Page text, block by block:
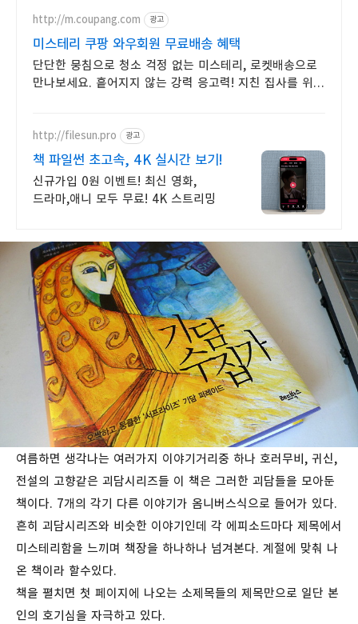
http://m.coupang.com 광고
미스테리 쿠팡 와우회원 무료배송 혜택
단단한 뭉침으로 청소 걱정 없는 미스테리, 로켓배송으로
만나보세요. 흩어지지 않는 강력 응고력! 지친 집사를 위한
http://filesun.pro 광고
책 파일썬 초고속, 4K 실시간 보기!
신규가입 0원 이벤트! 최신 영화,
드라마,애니 모두 무료! 4K 스트리밍
여름하면 생각나는 여러가지 이야기거리중 하나 호러무비, 귀신,
전설의 고향같은 괴담시리즈들 이 책은 그러한 괴담들을 모아둔
책이다. 7개의 각기 다른 이야기가 옴니버스식으로 들어가 있다.
흔히 괴담시리즈와 비슷한 이야기인데 각 에피소드마다 제목에서
미스테리함을 느끼며 책장을 하나하나 넘겨본다. 계절에 맞춰 나
온 책이라 할수있다.
책을 펼치면 첫 페이지에 나오는 소제목들의 제목만으로 일단 본
인의 호기심을 자극하고 있다.